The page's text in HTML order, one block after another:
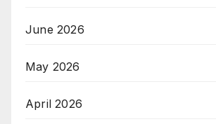
June 2026
May 2026
April 2026